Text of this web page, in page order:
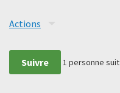
Actions
Suivre 1 personne suit